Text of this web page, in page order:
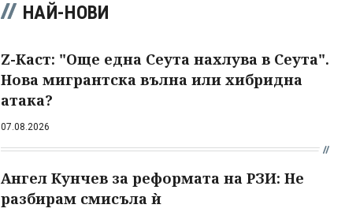
НАЙ-НОВИ
Z-Каст: "Още една Сеута нахлува в Сеута".
Нова мигрантска вълна или хибридна
атака?
07.08.2026
Ангел Кунчев за реформата на РЗИ: Не
разбирам смисъла ѝ